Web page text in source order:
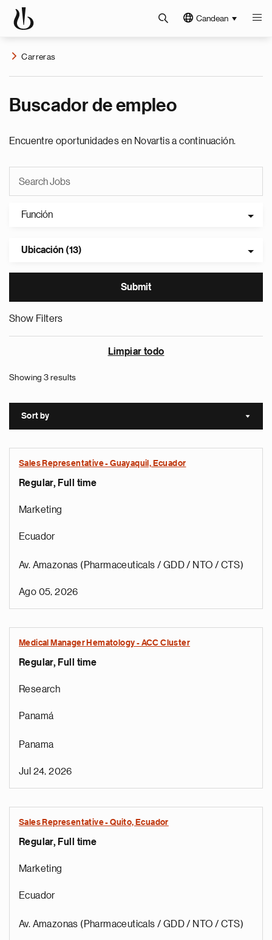
Candean
Carreras
Buscador de empleo
Encuentre oportunidades en Novartis a continuación.
Función
Ubicación (13)
Show Filters
Limpiar todo
Showing 3 results
Sort by Sort
Sales Representative - Guayaquil, Ecuador
Regular, Full time
Marketing
Ecuador
Av. Amazonas (Pharmaceuticals / GDD / NTO / CTS)
Ago 05, 2026
Medical Manager Hematology - ACC Cluster
Regular, Full time
Research
Panamá
Panama
Jul 24, 2026
Sales Representative - Quito, Ecuador
Regular, Full time
Marketing
Ecuador
Av. Amazonas (Pharmaceuticals / GDD / NTO / CTS)